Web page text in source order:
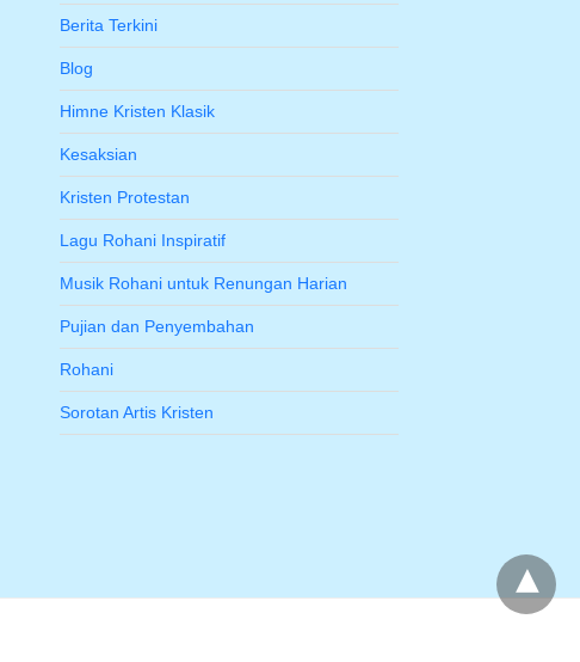
Berita Terkini
Blog
Himne Kristen Klasik
Kesaksian
Kristen Protestan
Lagu Rohani Inspiratif
Musik Rohani untuk Renungan Harian
Pujian dan Penyembahan
Rohani
Sorotan Artis Kristen